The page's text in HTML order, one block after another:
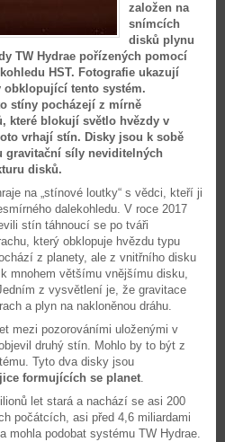
založen na
snímcích
disků plynu
TW Hydrae pořízených pomocí
HST. Fotografie ukazují
tento systém.
stíny pocházejí z mírně
které blokují světlo hvězdy v
vrhají stín. Disky jsou k sobě
gravitační síly neviditelných
disků.
na „stínové loutky“ s vědci, kteří ji
dalekohledu. V roce 2017
stín táhnoucí se po tváři
který obklopuje hvězdu typu
z planety, ale z vnitřního disku
mnohem většímu vnějšímu disku,
z vysvětlení je, že gravitace
a plyn na nakloněnou dráhu.
mezi pozorováními uloženými v
druhý stín. Mohlo by to být z
Tyto dva disky jsou
formujících se planet.
let stará a nachází se asi 200
počátcích, asi před 4,6 miliardami
mohla podobat systému TW Hydrae.